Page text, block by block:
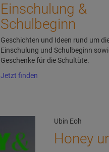
Einschulung &
Schulbeginn
Geschichten und Ideen rund um
Einschulung und Schulbeginn
Geschenke für die Schultüte.
Jetzt finden
Ubin Eoh
Honey